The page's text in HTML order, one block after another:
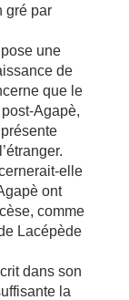
gré par
une
de
que le
Agapè,
elle
ont
comme
Lacépède
dans son
la